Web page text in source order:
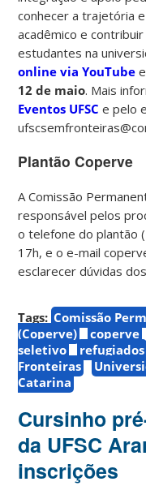
conhecer a trajetória
acadêmico e
estudantes na
online via YouTube
12 de maio. Mais
Eventos UFSC e pelo
Plantão Coperve
A Comissão
responsável pelos
o telefone do plantão
17h, e o e-mail
esclarecer dúvidas
Tags: Comissão
(Coperve)
coperve
seletivo
refugiados
Fronteiras
Catarina
Cursinho
da UFSC
inscrições